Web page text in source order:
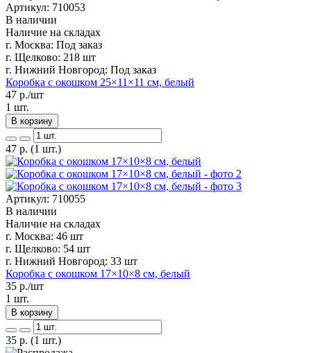
Артикул: 710053
В наличии
Наличие на складах
г. Москва: Под заказ
г. Щелково: 218 шт
г. Нижний Новгород: Под заказ
Коробка с окошком 25×11×11 см, белый
47 р./шт
1 шт.
В корзину
47 р. (1 шт.)
Артикул: 710055
В наличии
Наличие на складах
г. Москва: 46 шт
г. Щелково: 54 шт
г. Нижний Новгород: 33 шт
Коробка с окошком 17×10×8 см, белый
35 р./шт
1 шт.
В корзину
35 р. (1 шт.)